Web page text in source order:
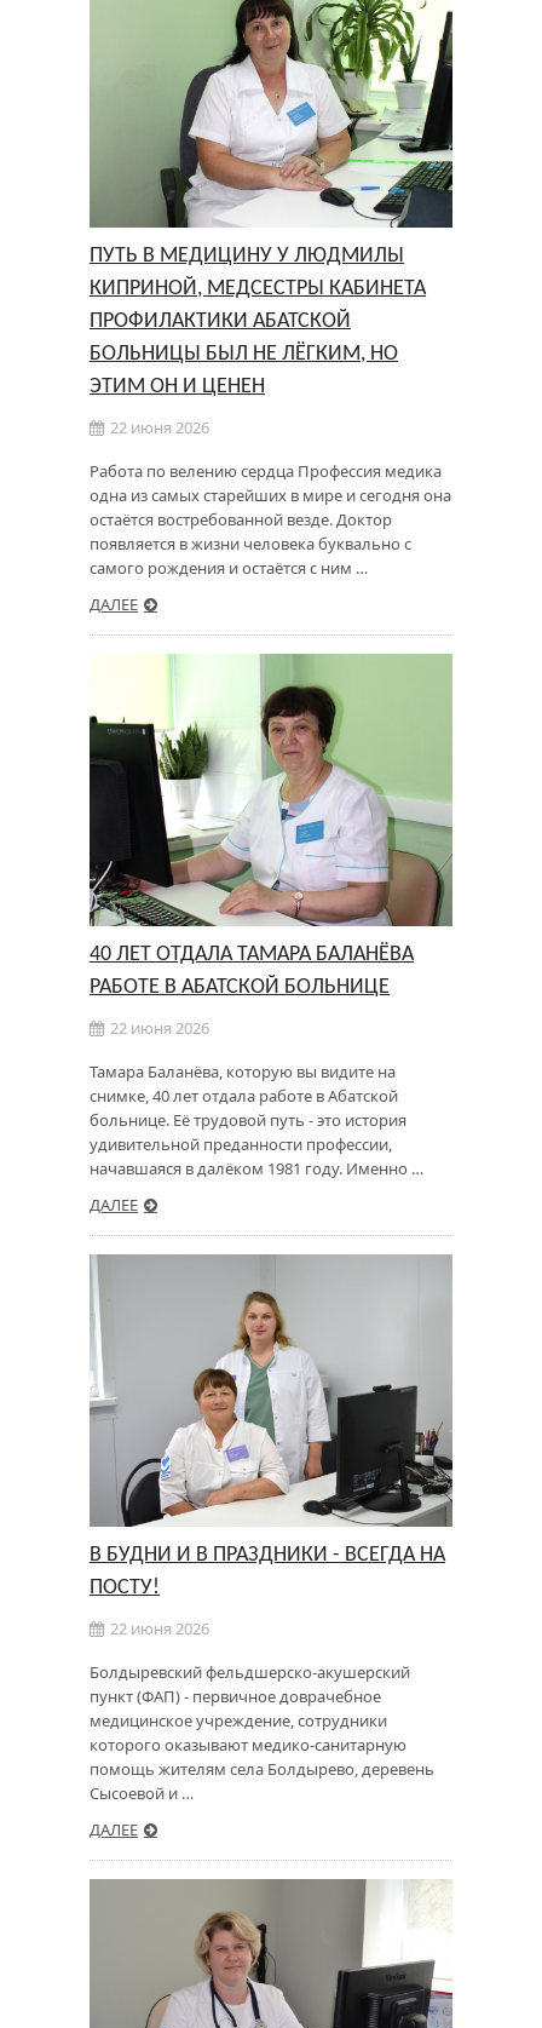
ПУТЬ В МЕДИЦИНУ У ЛЮДМИЛЫ
КИПРИНОЙ, МЕДСЕСТРЫ КАБИНЕТА
ПРОФИЛАКТИКИ АБАТСКОЙ
БОЛЬНИЦЫ БЫЛ НЕ ЛЁГКИМ, НО
ЭТИМ ОН И ЦЕНЕН
22 июня 2026
Работа по велению сердца Профессия медика
одна из самых старейших в мире и сегодня она
остаётся востребованной везде. Доктор
появляется в жизни человека буквально с
самого рождения и остаётся с ним …
ДАЛЕЕ
40 ЛЕТ ОТДАЛА ТАМАРА БАЛАНЁВА
РАБОТЕ В АБАТСКОЙ БОЛЬНИЦЕ
22 июня 2026
Тамара Баланёва, которую вы видите на
снимке, 40 лет отдала работе в Абатской
больнице. Её трудовой путь - это история
удивительной преданности профессии,
начавшаяся в далёком 1981 году. Именно …
ДАЛЕЕ
В БУДНИ И В ПРАЗДНИКИ - ВСЕГДА НА
ПОСТУ!
22 июня 2026
Болдыревский фельдшерско-акушерский
пункт (ФАП) - первичное доврачебное
медицинское учреждение, сотрудники
которого оказывают медико-санитарную
помощь жителям села Болдырево, деревень
Сысоевой и …
ДАЛЕЕ